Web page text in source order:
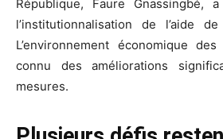
République, Faure Gnassingbé,
l’institutionnalisation de l’aide
L’environnement économique
connu des améliorations
mesures.